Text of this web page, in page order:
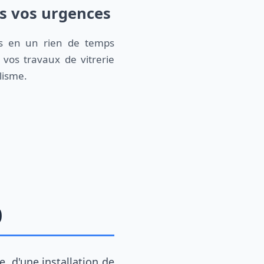
vos urgences
en un rien de temps
travaux de vitrerie